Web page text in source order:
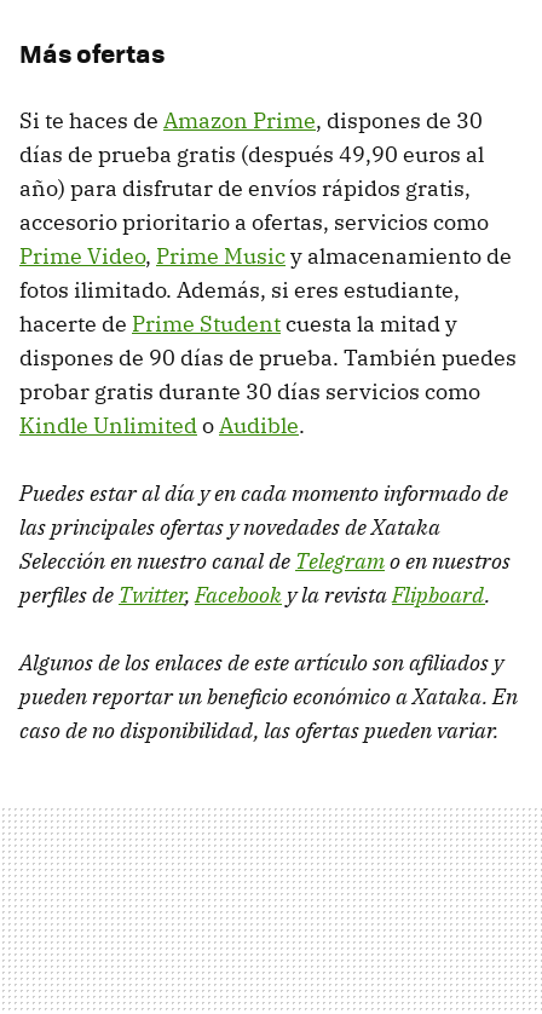
Más ofertas
Si te haces de Amazon Prime, dispones de 30
días de prueba gratis (después 49,90 euros al
año) para disfrutar de envíos rápidos gratis,
accesorio prioritario a ofertas, servicios como
Prime Video, Prime Musicy almacenamiento de
fotos ilimitado. Además, si eres estudiante,
hacerte de Prime Studentcuesta la mitad y
dispones de 90 días de prueba. También puedes
probar gratis durante 30 días servicios como
Kindle UnlimitedoAudible.
Puedes estar al día y en cada momento informado de
las principales ofertas y novedades de Xataka
Selección en nuestro canal de Telegramo en nuestros
perfiles de Twitter,Facebook y la revistaFlipboard.
Algunos de los enlaces de este artículo son afiliados y
pueden reportar un beneficio económico a Xataka. En
caso de no disponibilidad, las ofertas pueden variar.